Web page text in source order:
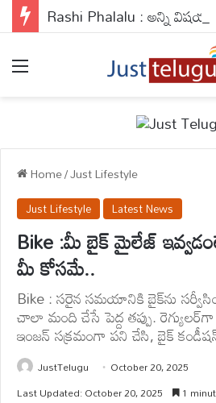
Home/Just Lifestyle
Just Lifestyle Latest News
Bike :మీ బైక్ మైలేజ్
మీ కోసమే..
Bike : సరైన సమయానికి బైక్‌ను
చాలా మంది చేసే పెద్ద తప్పు.
ఇంజన్ సక్రమంగా పని చేసి, బైక్
JustTelugu
October 20, 2025
Last Updated: October 20, 2025
1